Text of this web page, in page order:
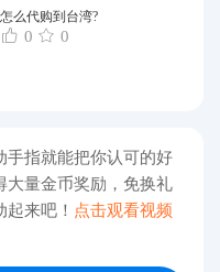
么代购到台湾?
0 0
手指就能把你认可的好
大量金币奖励，免换礼
来吧！ 点击观看视频